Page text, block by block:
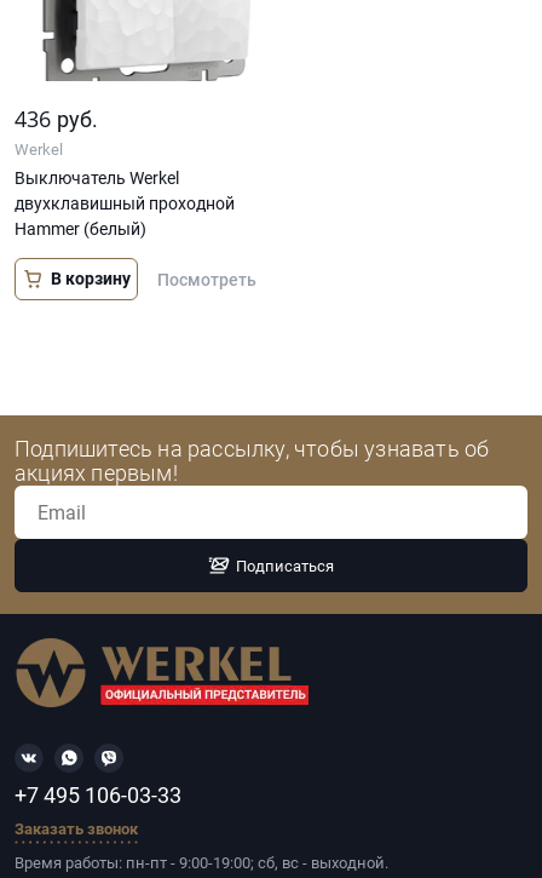
436 руб.
Werkel
Выключатель Werkel
двухклавишный проходной
Hammer (белый)
В корзину Посмотреть
Подпишитесь на рассылку, чтобы узнавать об
акциях первым!
Подписаться
+7 495 106-03-33
Заказать звонок
Время работы: пн-пт - 9:00-19:00; сб, вс - выходной.